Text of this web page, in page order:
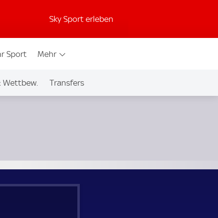
Sky Sport erleben
Sport Mehr
Wettbew. Transfers